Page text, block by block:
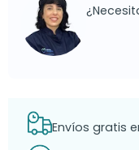
Envíos gratis